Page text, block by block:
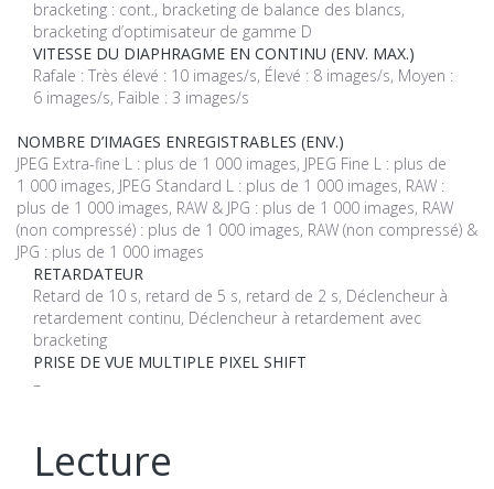
bracketing : cont., bracketing de balance des blancs,
bracketing d’optimisateur de gamme D
VITESSE DU DIAPHRAGME EN CONTINU (ENV. MAX.)
Rafale : Très élevé : 10 images/s, Élevé : 8 images/s, Moyen :
6 images/s, Faible : 3 images/s
NOMBRE D’IMAGES ENREGISTRABLES (ENV.)
JPEG Extra-fine L : plus de 1 000 images, JPEG Fine L : plus de
1 000 images, JPEG Standard L : plus de 1 000 images, RAW :
plus de 1 000 images, RAW & JPG : plus de 1 000 images, RAW
(non compressé) : plus de 1 000 images, RAW (non compressé) &
JPG : plus de 1 000 images
RETARDATEUR
Retard de 10 s, retard de 5 s, retard de 2 s, Déclencheur à
retardement continu, Déclencheur à retardement avec
bracketing
PRISE DE VUE MULTIPLE PIXEL SHIFT
–
Lecture